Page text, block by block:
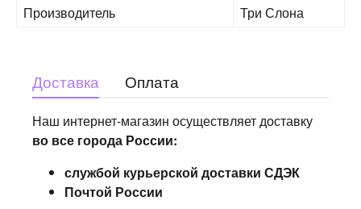
Производитель
Три Слона
Доставка Оплата
Наш интернет-магазин осуществляет доставку
во все города России:
службой курьерской доставки СДЭК
Почтой России